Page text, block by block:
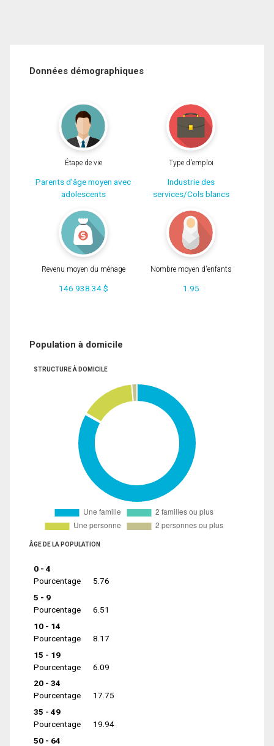
Données démographiques
Étape de vie
Parents d'âge moyen avec
adolescents
Type d'emploi
Industrie des
services/Cols blancs
Revenu moyen du ménage
146 938.34 $
Nombre moyen d'enfants
1.95
Population à domicile
STRUCTURE À DOMICILE
ÂGE DE LA POPULATION
0 - 4
Pourcentage
5.76
5 - 9
Pourcentage
6.51
10 - 14
Pourcentage
8.17
15 - 19
Pourcentage
6.09
20 - 34
Pourcentage
17.75
35 - 49
Pourcentage
19.94
50 - 64